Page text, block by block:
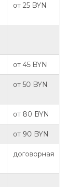
от 25 BYN
от 45 BYN
от 50 BYN
от 80 BYN
от 90 BYN
договорная